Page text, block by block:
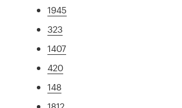
1945
323
1407
420
148